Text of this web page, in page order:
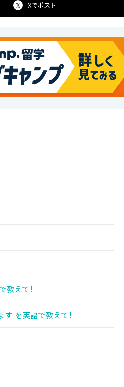
Xでポスト
教えて!
す を英語で教えて!